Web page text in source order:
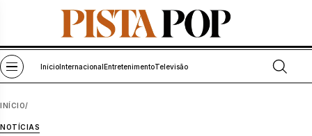
Pular para o conteúdo
Abrir menu
Início Internacional EntretenimentoTelevisão Abrir
INÍCIO/
NOTÍCIAS